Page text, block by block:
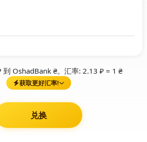
到 OshadBank ₴。汇率: 2.13 ₽ = 1 ₴
获取更好汇率!
兑换